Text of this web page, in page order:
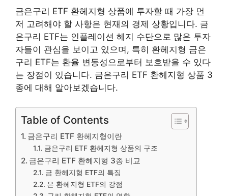
금은구리 ETF 환헤지형 상품에 투자할 때 가장 먼
저 고려해야 할 사항은 현재의 경제 상황입니다. 금
은구리 ETF는 인플레이션 헤지 수단으로 많은 투자
자들이 관심을 보이고 있으며, 특히 환헤지형 금은
구리 ETF는 환율 변동성으로부터 보호받을 수 있다
는 장점이 있습니다. 금은구리 ETF 환헤지형 상품 3
종에 대해 알아보겠습니다.
Table of Contents
금은구리 ETF 환헤지형이란
금은구리 ETF 환헤지형 상품의 구조
금은구리 ETF 환헤지형 3종 비교
금 환헤지형 ETF의 특징
은 환헤지형 ETF의 강점